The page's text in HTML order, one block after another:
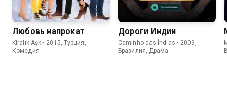
Любовь напрокат
Kiralık Aşk • 2015, Турция,
Комедия
Дороги Индии
Caminho das Índias • 2009,
Бразилия, Драма